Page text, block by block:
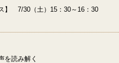
】 7/30（土）15：30～16：30
を読み解く